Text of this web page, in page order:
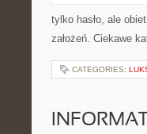
tylko hasło, ale
założeń. Ciekawe
CATEGORIES: